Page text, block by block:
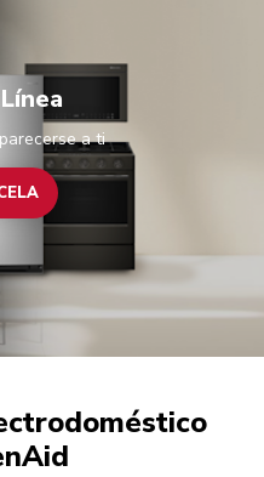
a ti